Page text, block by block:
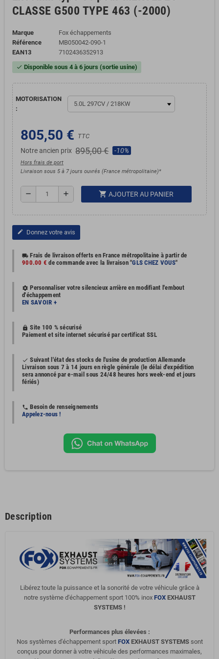
CLASSE G500 TYPE 463 (-2000)
Marque
Fox échappements
Référence
MB050042-090-1
EAN13
7102436352913
check Disponible sous 4 à 6 jours (sortie usine)
MOTORISATION
:
805,50 € TTC
Notre ancien prix 895,00 € -10%
Hors frais de port
Livraison sous 5 à 7 jours ouvrés (France métropolitaine)*
remove add shopping_cart AJOUTER AU PANIER
edit Donnez votre avis
local_shipping Frais de livraison offerts en France métropolitaine à partir de
900.00 € de commande avec la livraison "GLS CHEZ VOUS"
settings Personnaliser votre silencieux arrière en modifiant l'embout
d'échappement
EN SAVOIR +
https Site 100 % sécurisé
Paiement et site internet sécurisé par certificat SSL
done Suivant l'état des stocks de l'usine de production Allemande
Livraison sous 7 à 14 jours en règle générale (le délai d'expédition
sera annoncé par e-mail sous 24/48 heures hors week-end et jours
fériés)
phone Besoin de renseignements
Appelez-nous !
Description
Libérez toute la puissance et la sonorité de votre véhicule grâce à
notre système d'échappement sport 100% inox FOX EXHAUST
SYSTEMS !
Performances plus élevées :
Nos systèmes d'échappement sport FOX EXHAUST SYSTEMSsont
conçus pour donner à votre véhicule des performances maximales,